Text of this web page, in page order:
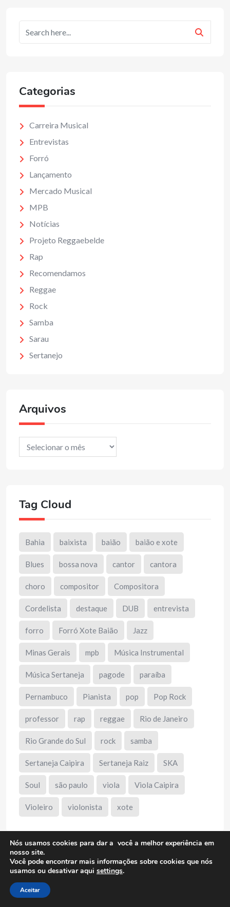
Categorias
Carreira Musical
Entrevistas
Forró
Lançamento
Mercado Musical
MPB
Notícias
Projeto Reggaebelde
Rap
Recomendamos
Reggae
Rock
Samba
Sarau
Sertanejo
Arquivos
Arquivos
Tag Cloud
Bahia baixista baião baião e xote
Blues bossa nova cantor cantora
choro compositor Compositora
Cordelista destaque DUB entrevista
forro Forró Xote Baião Jazz
Minas Gerais mpb Música Instrumental
Música Sertaneja pagode paraíba
Pernambuco Pianista pop Pop Rock
professor rap reggae Rio de Janeiro
Rio Grande do Sul rock samba
Sertaneja Caipira Sertaneja Raiz SKA
Soul são paulo viola Viola Caipira
Violeiro violonista xote
Publicidade
Nós usamos cookies para dar a você a melhor experiência em
nosso site.
Você pode encontrar mais informações sobre cookies que nós
usamos ou desativar aqui settings.
Aceitar